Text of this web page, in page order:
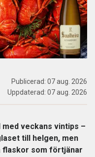
Publicerad: 07 aug. 2026
Uppdaterad: 07 aug. 2026
veckans vintips –
till helgen, men
flaskor som förtjänar